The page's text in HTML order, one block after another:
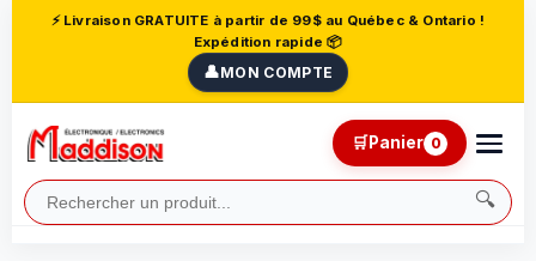
⚡ Livraison GRATUITE à partir de 99$ au Québec & Ontario !
Expédition rapide 📦
👤MON COMPTE
🔍
🛒Panier 0